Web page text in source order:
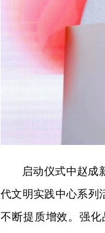
启动仪式中赵成
代文明实践中心系列
不断提质增效。强